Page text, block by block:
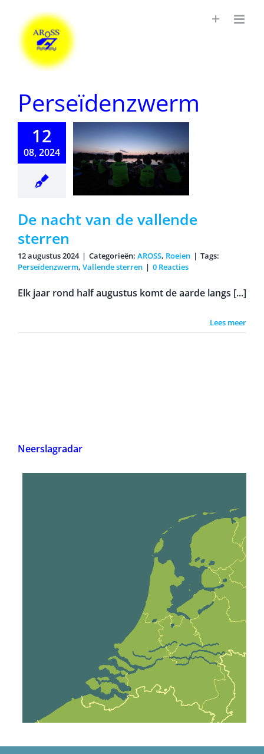
Perseïdenzwerm
12
08, 2024
van
De nacht van de vallende
sterren
12 augustus 2024 | Categorieën: AROSS, Roeien | Tags:
Perseïdenzwerm, Vallende sterren | 0 Reacties
Elk jaar rond half augustus komt de aarde langs [...]
Lees meer
Neerslagradar